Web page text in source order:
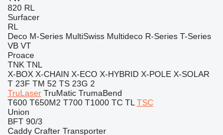
820 RL
Surfacer
RL
Deco M-Series MultiSwiss Multideco R-Series T-Series
VB VT
Proace
TNK TNL
X-BOX X-CHAIN X-ECO X-HYBRID X-POLE X-SOLAR
T 23F TM 52 TS 23G 2
TruLaser TruMatic TrumaBend
T600 T650M2 T700 T1000 TC TL TSC
Union
BFT 90/3
Caddy Crafter Transporter